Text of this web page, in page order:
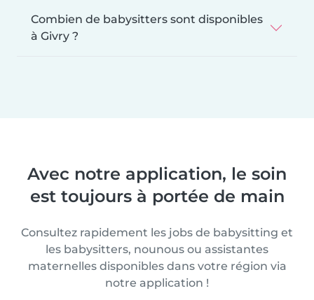
Combien de babysitters sont disponibles
à Givry ?
Avec notre application, le soin
est toujours à portée de main
Consultez rapidement les jobs de babysitting et
les babysitters, nounous ou assistantes
maternelles disponibles dans votre région via
notre application !